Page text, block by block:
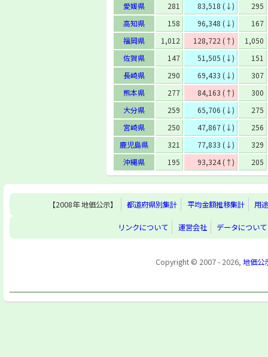
愛媛県
281 83,518 (↓)
295
高知県
158 96,348 (↓)
167
福岡県
1,012 128,722 (↑)
1,050
佐賀県
147 51,505 (↓)
151
長崎県
290 69,433 (↓)
307
熊本県
277 84,163 (↑)
300
大分県
259 65,706 (↓)
275
宮崎県
250 47,867 (↓)
256
鹿児島県
321 77,833 (↓)
329
沖縄県
195 93,324 (↑) 205
【2008年 地価公示】 都道府県別集計 平均金額推移集計 用
リンクについて 運営会社 データについて
Copyright © 2007 - 2026,地価公